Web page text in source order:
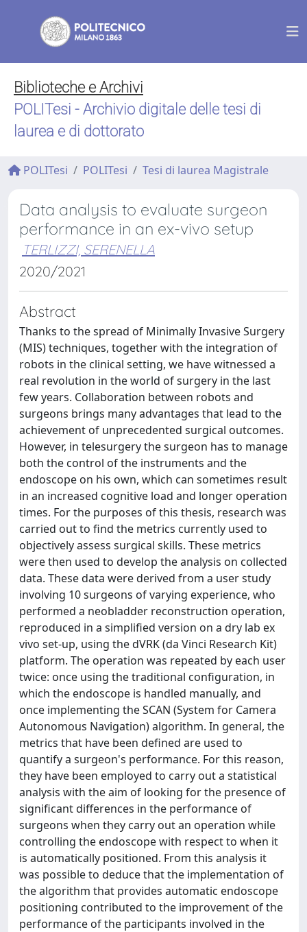
Biblioteche e Archivi
POLITesi - Archivio digitale delle tesi di
laurea e di dottorato
POLITesi POLITesi Tesi di laurea Magistrale
Data analysis to evaluate surgeon
performance in an ex-vivo setup
TERLIZZI, SERENELLA
2020/2021
Abstract
Thanks to the spread of Minimally Invasive Surgery
(MIS) techniques, together with the integration of
robots in the clinical setting, we have witnessed a
real revolution in the world of surgery in the last
few years. Collaboration between robots and
surgeons brings many advantages that lead to the
achievement of unprecedented surgical outcomes.
However, in telesurgery the surgeon has to manage
both the control of the instruments and the
endoscope on his own, which can sometimes result
in an increased cognitive load and longer operation
times. For the purposes of this thesis, research was
carried out to find the metrics currently used to
objectively assess surgical skills. These metrics
were then used to develop the analysis on collected
data. These data were derived from a user study
involving 10 surgeons of varying experience, who
performed a neobladder reconstruction operation,
reproduced in a simplified version on a dry lab ex
vivo set-up, using the dVRK (da Vinci Research Kit)
platform. The operation was repeated by each user
twice: once using the traditional configuration, in
which the endoscope is handled manually, and
once implementing the SCAN (System for Camera
Autonomous Navigation) algorithm. In general, the
metrics that have been defined are used to
quantify a surgeon's performance. For this reason,
they have been employed to carry out a statistical
analysis with the aim of looking for the presence of
significant differences in the performance of
surgeons when they carry out an operation while
controlling the endoscope with respect to when it
is automatically positioned. From this analysis it
was possible to deduce that the implementation of
the algorithm that provides automatic endoscope
positioning contributed to the improvement of the
performance of the participants involved in the